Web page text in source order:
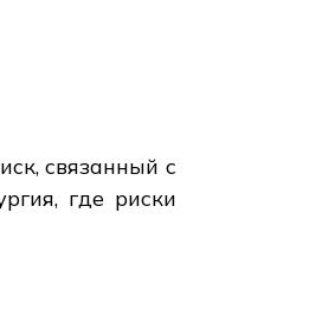
связанный с
где риски